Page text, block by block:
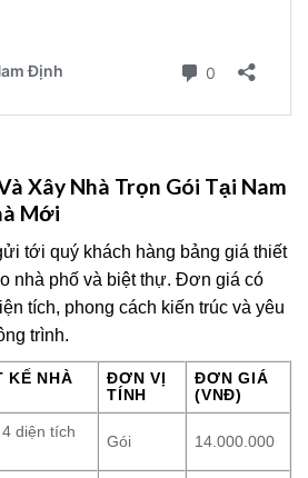
Xây Nhà Trọn Gói Tại Nam
Mới
tới quý khách hàng bảng giá thiết
nhà phố và biệt thự. Đơn giá có
tích, phong cách kiến trúc và yêu
trình.
KẾ NHÀ
ĐƠN VỊ
TÍNH
ĐƠN GIÁ
(VNĐ)
diện tích
Gói 14.000.000